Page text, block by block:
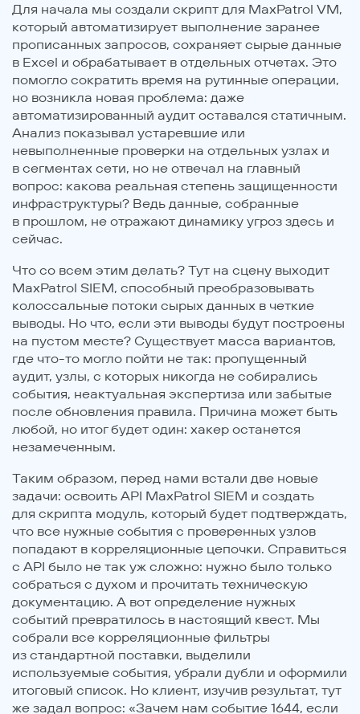
Для начала мы создали скрипт для MaxPatrol VM,
который автоматизирует выполнение заранее
прописанных запросов, сохраняет сырые данные
в Excel и обрабатывает в отдельных отчетах. Это
помогло сократить время на рутинные операции,
но возникла новая проблема: даже
автоматизированный аудит оставался статичным.
Анализ показывал устаревшие или
невыполненные проверки на отдельных узлах и
в сегментах сети, но не отвечал на главный
вопрос: какова реальная степень защищенности
инфраструктуры? Ведь данные, собранные
в прошлом, не отражают динамику угроз здесь и
сейчас.
Что со всем этим делать? Тут на сцену выходит
MaxPatrol SIEM, способный преобразовывать
колоссальные потоки сырых данных в четкие
выводы. Но что, если эти выводы будут построены
на пустом месте? Существует масса вариантов,
где что-то могло пойти не так: пропущенный
аудит, узлы, с которых никогда не собирались
события, неактуальная экспертиза или забытые
после обновления правила. Причина может быть
любой, но итог будет один: хакер останется
незамеченным.
Таким образом, перед нами встали две новые
задачи: освоить API MaxPatrol SIEM и создать
для скрипта модуль, который будет подтверждать,
что все нужные события с проверенных узлов
попадают в корреляционные цепочки. Справиться
с API было не так уж сложно: нужно было только
собраться с духом и прочитать техническую
документацию. А вот определение нужных
событий превратилось в настоящий квест. Мы
собрали все корреляционные фильтры
из стандартной поставки, выделили
используемые события, убрали дубли и оформили
итоговый список. Но клиент, изучив результат, тут
же задал вопрос: «Зачем нам событие 1644, если